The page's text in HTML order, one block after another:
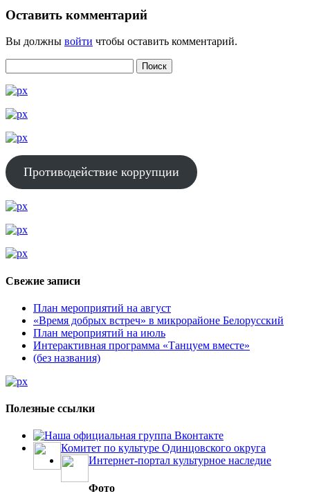
Оставить комментарий
Вы должны войти чтобы оставить комментарий.
Противодействие коррупции
Свежие записи
План мероприятий на август
«Время добрых встреч» в микрорайоне Белорусский
План мероприятий на июль
Интерактивная программа «Танцуем вместе»
(без названия)
Полезные ссылки
Наша официальная группа Вконтакте
Комитет по культуре Одинцовского округа
Интернет-портал культурное наследие
Фото